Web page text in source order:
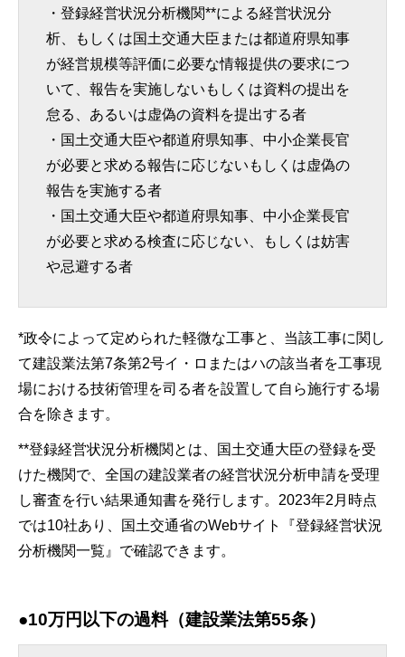
・登録経営状況分析機関**による経営状況分
析、もしくは国土交通大臣または都道府県知事
が経営規模等評価に必要な情報提供の要求につ
いて、報告を実施しないもしくは資料の提出を
怠る、あるいは虚偽の資料を提出する者
・国土交通大臣や都道府県知事、中小企業長官
が必要と求める報告に応じないもしくは虚偽の
報告を実施する者
・国土交通大臣や都道府県知事、中小企業長官
が必要と求める検査に応じない、もしくは妨害
や忌避する者
*政令によって定められた軽微な工事と、当該工事に関し
て建設業法第7条第2号イ・ロまたはハの該当者を工事現
場における技術管理を司る者を設置して自ら施行する場
合を除きます。
**登録経営状況分析機関とは、国土交通大臣の登録を受
けた機関で、全国の建設業者の経営状況分析申請を受理
し審査を行い結果通知書を発行します。2023年2月時点
では10社あり、国土交通省のWebサイト『登録経営状況
分析機関一覧』で確認できます。
●10万円以下の過料（建設業法第55条）